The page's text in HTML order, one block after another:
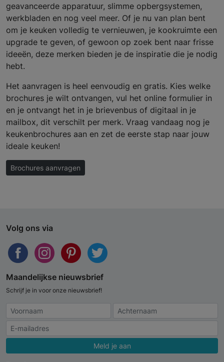
geavanceerde apparatuur, slimme opbergsystemen,
werkbladen en nog veel meer. Of je nu van plan bent
om je keuken volledig te vernieuwen, je kookruimte een
upgrade te geven, of gewoon op zoek bent naar frisse
ideeën, deze merken bieden je de inspiratie die je nodig
hebt.
Het aanvragen is heel eenvoudig en gratis. Kies welke
brochures je wilt ontvangen, vul het online formulier in
en je ontvangt het in je brievenbus of digitaal in je
mailbox, dit verschilt per merk. Vraag vandaag nog je
keukenbrochures aan en zet de eerste stap naar jouw
ideale keuken!
Brochures aanvragen
Volg ons via
Maandelijkse nieuwsbrief
Schrijf je in voor onze nieuwsbrief!
Meld je aan